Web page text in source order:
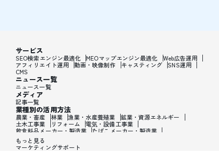
サービス
SEO検索エンジン最適化 MEOマップエンジン最適化
Web広告運用
アフィリエイト運用
動画・映像制作 キャスティング
SNS運用
CMS
ニュース一覧
ニュース一覧
メディア
記事一覧
業種別の活用方法
農業・畜産 林業 漁業・水産養殖業
鉱業・資源エネルギー
土木工事業
リフォーム
電気・設備工事業
飲食料品メーカー・製造業
たばこメーカー・製造業
飼料・ペットフードメーカー・製造業
木材・建材メーカー・製造業
家具・オフィス用品メーカー・製造業
もっと見る
マーケティングサポート